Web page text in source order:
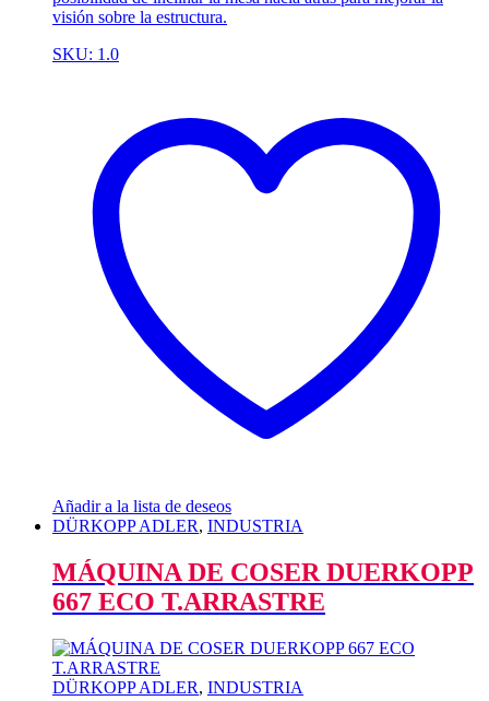
visión sobre la estructura.
SKU: 1.0
Añadir a la lista de deseos
DÜRKOPP ADLER, INDUSTRIA
MÁQUINA DE COSER DUERKOPP
667 ECO T.ARRASTRE
DÜRKOPP ADLER, INDUSTRIA